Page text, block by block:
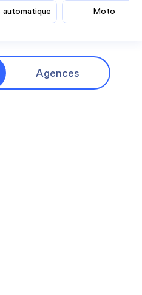
automatique Moto
Agences